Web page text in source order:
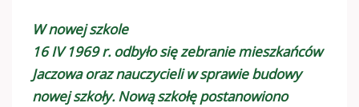
W nowej szkole
16 IV 1969 r. odbyło się zebranie mieszkańców
Jaczowa oraz nauczycieli w sprawie budowy
nowej szkoły. Nową szkołę postanowiono